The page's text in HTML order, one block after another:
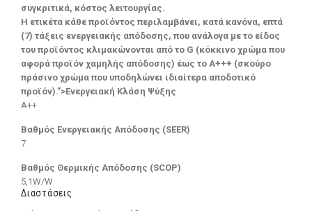
συγκριτικά, κόστος λειτουργίας.
Η ετικέτα κάθε προϊόντος περιλαμβάνει, κατά κανόνα, επτά
(7) τάξεις ενεργειακής απόδοσης, που ανάλογα με το είδος
του προϊόντος κλιμακώνονται από το G (κόκκινο χρώμα που
αφορά προϊόν χαμηλής απόδοσης) έως το Α+++ (σκούρο
πράσινο χρώμα που υποδηλώνει ιδιαίτερα αποδοτικό
προϊόν).”>Ενεργειακή Κλάση Ψύξης
A++
Βαθμός Ενεργειακής Απόδοσης (SEER)
7
Βαθμός Θερμικής Απόδοσης (SCOP)
5,1W/W
Διαστάσεις